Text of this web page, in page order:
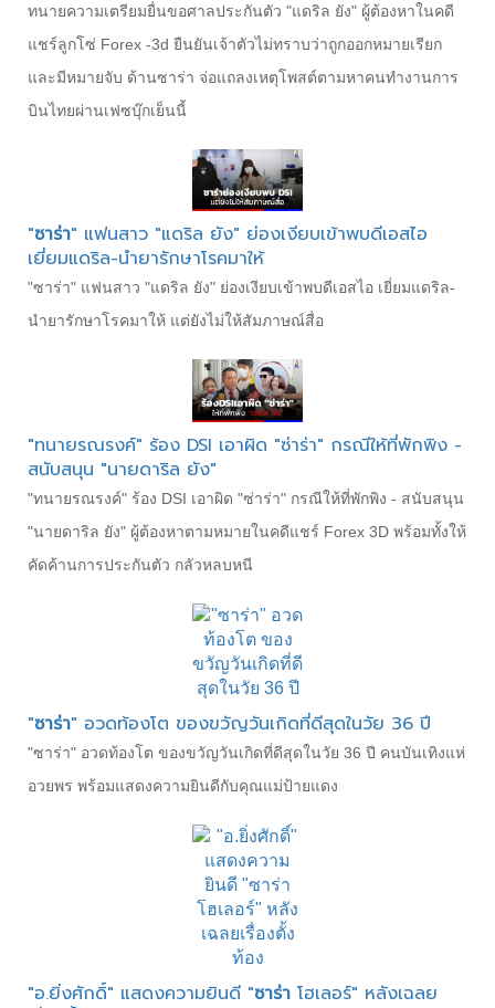
ทนายความเตรียมยื่นขอศาลประกันตัว "แดริล ยัง" ผู้ต้องหาในคดี
แชร์ลูกโซ่ Forex -3d ยืนยันเจ้าตัวไม่ทราบว่าถูกออกหมายเรียก
และมีหมายจับ ด้านซาร่า จ่อแถลงเหตุโพสต์ตามหาคนทำงานการ
บินไทยผ่านเฟซบุ๊กเย็นนี้
"ซาร่า" แฟนสาว "แดริล ยัง" ย่องเงียบเข้าพบดีเอสไอ
เยี่ยมแดริล-นำยารักษาโรคมาให้
"ซาร่า" แฟนสาว "แดริล ยัง" ย่องเงียบเข้าพบดีเอสไอ เยี่ยมแดริล-
นำยารักษาโรคมาให้ แต่ยังไม่ให้สัมภาษณ์สื่อ
"ทนายรณรงค์" ร้อง DSI เอาผิด "ซ่าร่า" กรณีให้ที่พักพิง -
สนับสนุน "นายดาริล ยัง"
"ทนายรณรงค์" ร้อง DSI เอาผิด "ซ่าร่า" กรณีให้ที่พักพิง - สนับสนุน
"นายดาริล ยัง" ผู้ต้องหาตามหมายในคดีแชร์ Forex 3D พร้อมทั้งให้
คัดค้านการประกันตัว กลัวหลบหนี
"ซาร่า" อวดท้องโต ของขวัญวันเกิดที่ดีสุดในวัย 36 ปี
"ซาร่า" อวดท้องโต ของขวัญวันเกิดที่ดีสุดในวัย 36 ปี คนบันเทิงแห่
อวยพร พร้อมแสดงความยินดีกับคุณแม่ป้ายแดง
"อ.ยิ่งศักดิ์" แสดงความยินดี "ซาร่า โฮเลอร์" หลังเฉลย